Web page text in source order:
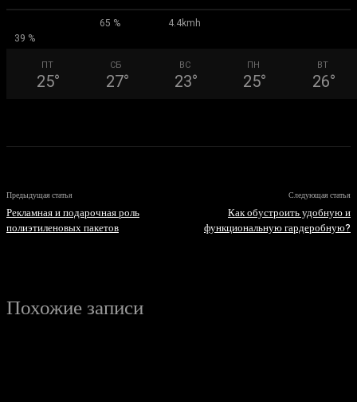
65 %
4.4kmh
39 %
ПТ
25°
СБ
27°
ВС
23°
ПН
25°
ВТ
26°
Предыдущая статья
Рекламная и подарочная роль
полиэтиленовых пакетов
Следующая статья
Как обустроить удобную и
функциональную гардеробную?
Похожие записи